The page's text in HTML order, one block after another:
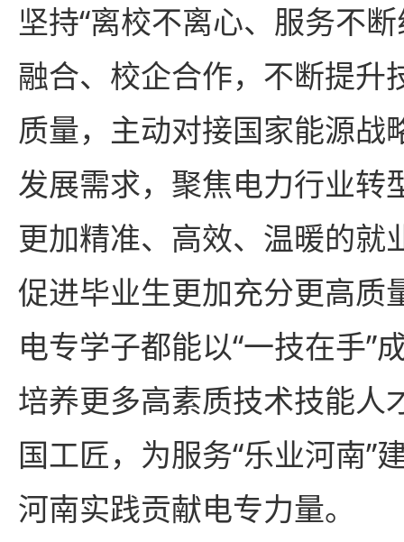
坚持“离校不离心、服务不
融合、校企合作，不断提升
质量， 主动对接国家能源战
发展需求，聚焦电力行业转
更加精准、高效、温暖的就
促进毕业生更加充分更高质
电专学子都能以“一技在手”
培养更多高素质技术技能人
国工匠，为服务“乐业河南”
河南实践贡献电专力量。